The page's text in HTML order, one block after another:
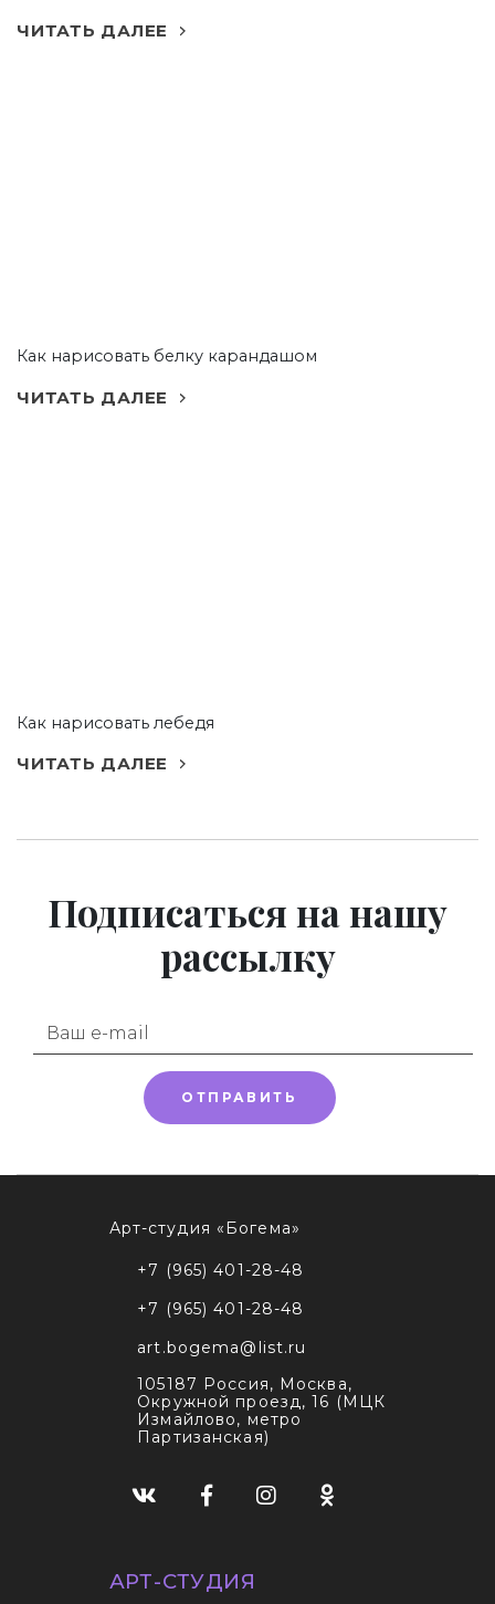
ЧИТАТЬ ДАЛЕЕ
Как нарисовать белку карандашом
ЧИТАТЬ ДАЛЕЕ
Как нарисовать лебедя
ЧИТАТЬ ДАЛЕЕ
Подписатьсяна нашу
рассылку
ОТПРАВИТЬ
Арт-студия «Богема»
+7 (965) 401-28-48
+7 (965) 401-28-48
art.bogema@list.ru
105187 Россия, Москва,
Окружной проезд, 16 (МЦК
Измайлово, метро
Партизанская)
АРТ-СТУДИЯ